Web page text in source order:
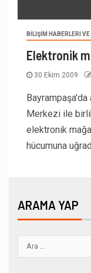
BILIŞIM HABERLERI
Elektronik
30 Ekim 2009
Bayrampaşa'da
Merkezi ile
elektronik
hücumuna
ARAMA YAP